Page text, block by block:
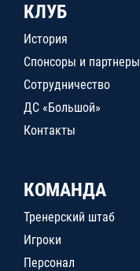
КЛУБ
История
Спонсоры и партнеры
Сотрудничество
ДС «Большой»
Контакты
КОМАНДА
Тренерский штаб
Игроки
Персонал